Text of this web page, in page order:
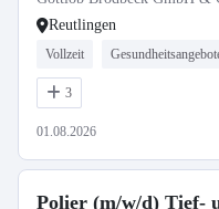
Reutlingen
Vollzeit
3
01.08.2026
Polier (m/w/d) Tief-